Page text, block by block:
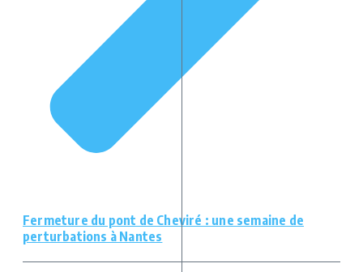
Fermeture du pont de Cheviré : une semaine de
perturbations à Nantes